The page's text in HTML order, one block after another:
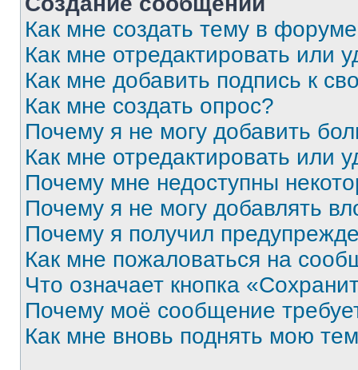
Как мне создать тему в
Как мне отредактировать или
Как мне добавить подпись к
Как мне создать опрос?
Почему я не могу добавить
Как мне отредактировать или
Почему мне недоступны
Почему я не могу добавлять
Почему я получил
Как мне пожаловаться на
Что означает кнопка
Почему моё сообщение
Как мне вновь поднять мою